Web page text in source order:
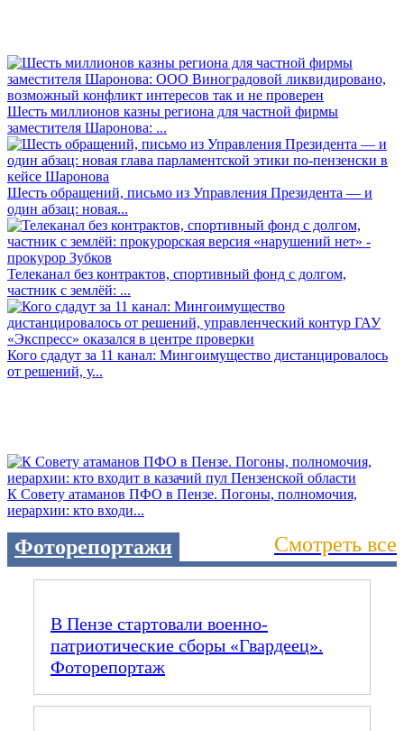
Шесть миллионов казны региона для частной фирмы
заместителя Шаронова: ...
Шесть обращений, письмо из Управления Президента — и
один абзац: новая...
Телеканал без контрактов, спортивный фонд с долгом,
частник с землёй: ...
Кого сдадут за 11 канал: Мингоимущество дистанцировалось
от решений, у...
К Совету атаманов ПФО в Пензе. Погоны, полномочия,
иерархии: кто входи...
Фоторепортажи Смотреть все
В Пензе стартовали военно-
патриотические сборы «Гвардеец».
Фоторепортаж